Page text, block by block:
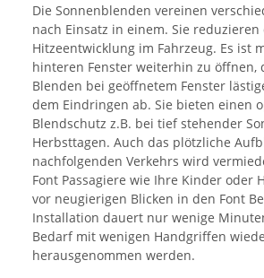
Die Sonnenblenden vereinen
nach Einsatz in einem. Sie reduzieren
Hitzeentwicklung im Fahrzeug. Es ist
hinteren Fenster weiterhin zu öffnen,
Blenden bei geöffnetem Fenster
dem Eindringen ab. Sie bieten einen
Blendschutz z.B. bei tief stehender
Herbsttagen. Auch das plötzliche
nachfolgenden Verkehrs wird
Font Passagiere wie Ihre Kinder oder
vor neugierigen Blicken in den Font
Installation dauert nur wenige
Bedarf mit wenigen Handgriffen
herausgenommen werden.